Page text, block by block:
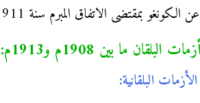
بمقتضى الاتفاق المبرم سنة 1911م لصالح ألمانيا.